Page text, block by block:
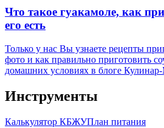
Что такое гуакамоле, как
его есть
Только у нас Вы узнаете рецепты
фото и как правильно приготовить
домашних условиях в блоге
Инструменты
Калькулятор КБЖУПлан питания